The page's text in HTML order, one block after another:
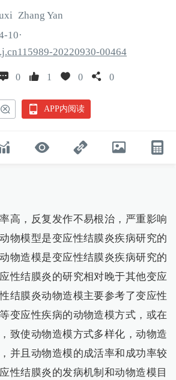
Zhang Yan
-10·
20220930-00464
0 1 0 0
APP内阅读
高，反复发作不易根治，严重影响
物模型是变应性结膜炎疾病研究的
物造模是变应性结膜炎疾病研究的
性结膜炎的研究相对晚于其他变应
结膜炎动物造模主要参考了变应性
变应性疾病的动物造模方式，或在
致使动物造模方式多样化，动物造
并且动物造模的成活率和成功率较
性结膜炎的发病机制和动物造模目